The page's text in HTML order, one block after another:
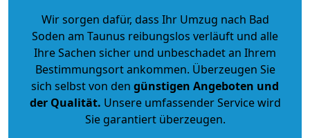
Wir sorgen dafür, dass Ihr Umzug nach Bad
Soden am Taunus reibungslos verläuft und alle
Ihre Sachen sicher und unbeschadet an Ihrem
Bestimmungsort ankommen. Überzeugen Sie
sich selbst von den günstigen Angeboten und
der Qualität. Unsere umfassender Service wird
Sie garantiert überzeugen.